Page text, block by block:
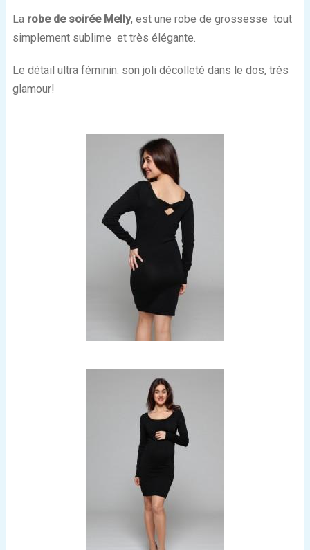
La robe de soirée Melly, est une robe de grossesse tout
simplement sublime et très élégante.
Le détail ultra féminin: son joli décolleté dans le dos, très
glamour!